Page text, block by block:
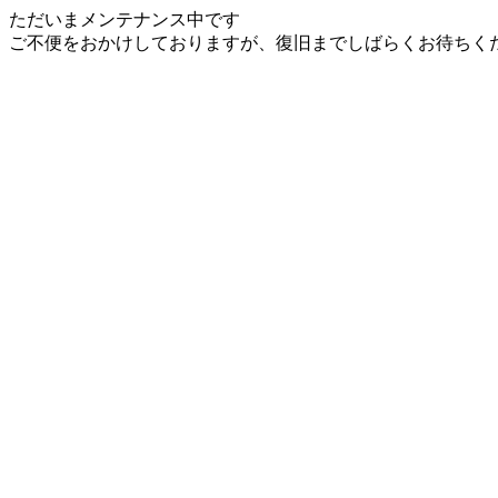
ただいまメンテナンス中です
ご不便をおかけしておりますが、復旧までしばらくお待ちく